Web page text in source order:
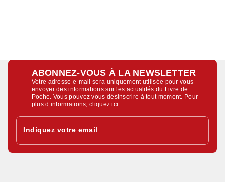
ABONNEZ-VOUS À LA NEWSLETTER
Votre adresse e-mail sera uniquement utilisée pour vous
envoyer des informations sur les actualités du Livre de
Poche. Vous pouvez vous désinscrire à tout moment. Pour
plus d’informations,cliquez ici
Indiquez votre email